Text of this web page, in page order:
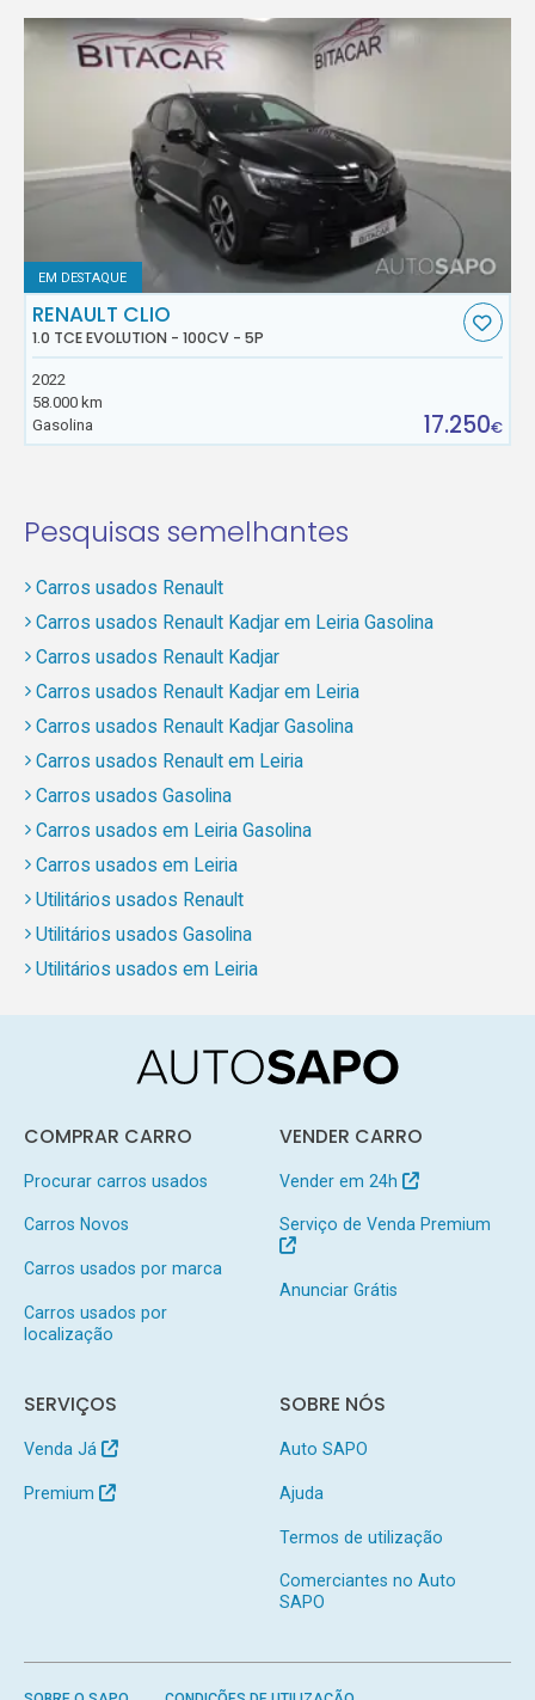
EM DESTAQUE
RENAULT CLIO
1.0 TCE EVOLUTION - 100CV - 5P
2022
58.000 km
Gasolina
17.250€
Pesquisas semelhantes
Carros usados Renault
Carros usados Renault Kadjar em Leiria Gasolina
Carros usados Renault Kadjar
Carros usados Renault Kadjar em Leiria
Carros usados Renault Kadjar Gasolina
Carros usados Renault em Leiria
Carros usados Gasolina
Carros usados em Leiria Gasolina
Carros usados em Leiria
Utilitários usados Renault
Utilitários usados Gasolina
Utilitários usados em Leiria
COMPRAR CARRO
Procurar carros usados
Carros Novos
Carros usados por marca
Carros usados por
localização
VENDER CARRO
Vender em 24h
Serviço de Venda Premium
Anunciar Grátis
SERVIÇOS
Venda Já
Premium
SOBRE NÓS
Auto SAPO
Ajuda
Termos de utilização
Comerciantes no Auto
SAPO